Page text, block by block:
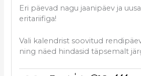
Eri päevad nagu jaanipäev ja
eritariifiga!
Vali kalendrist soovitud
ning näed hindasid täpsemalt